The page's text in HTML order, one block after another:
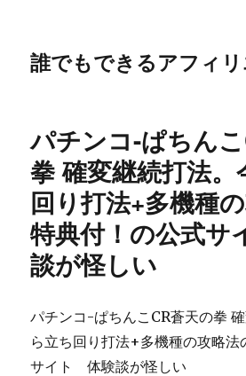
誰でもできるアフィリ
パチンコ-ぱちん
拳 確変継続打法。
回り打法+多機種
特典付！の公式
談が怪しい
パチンコ-ぱちんこCR蒼天の拳
ら立ち回り打法+多機種の攻略法
サイト 体験談が怪しい